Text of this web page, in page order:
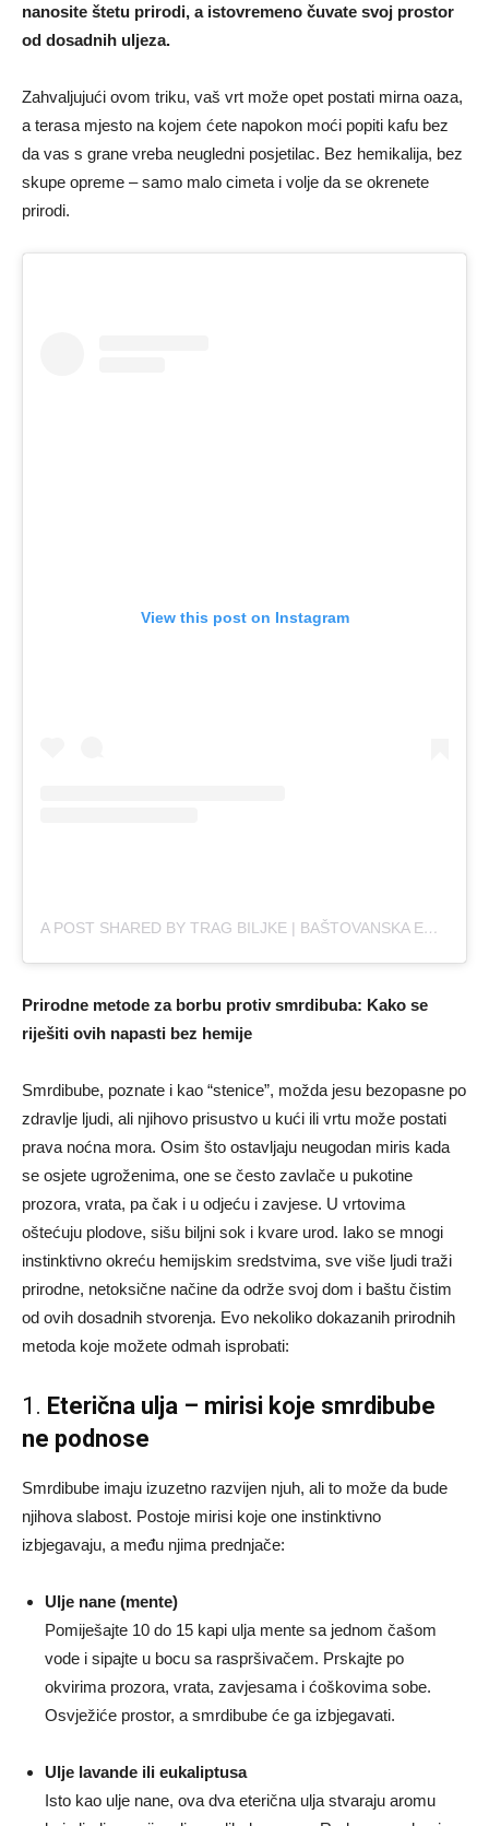
nanosite štetu prirodi, a istovremeno čuvate svoj prostor
od dosadnih uljeza.
Zahvaljujući ovom triku, vaš vrt može opet postati mirna oaza,
a terasa mjesto na kojem ćete napokon moći popiti kafu bez
da vas s grane vreba neugledni posjetilac. Bez hemikalija, bez
skupe opreme – samo malo cimeta i volje da se okrenete
prirodi.
View this post on Instagram
A POST SHARED BY TRAG BILJKE | BAŠTOVANSKA EDUKATIVNA PLATFORMA (@TRAGBILJKE)
Prirodne metode za borbu protiv smrdibuba: Kako se
riješiti ovih napasti bez hemije
Smrdibube, poznate i kao “stenice”, možda jesu bezopasne po
zdravlje ljudi, ali njihovo prisustvo u kući ili vrtu može postati
prava noćna mora. Osim što ostavljaju neugodan miris kada
se osjete ugroženima, one se često zavlače u pukotine
prozora, vrata, pa čak i u odjeću i zavjese. U vrtovima
oštećuju plodove, sišu biljni sok i kvare urod. Iako se mnogi
instinktivno okreću hemijskim sredstvima, sve više ljudi traži
prirodne, netoksične načine da održe svoj dom i baštu čistim
od ovih dosadnih stvorenja. Evo nekoliko dokazanih prirodnih
metoda koje možete odmah isprobati:
1. Eterična ulja – mirisi koje smrdibube
ne podnose
Smrdibube imaju izuzetno razvijen njuh, ali to može da bude
njihova slabost. Postoje mirisi koje one instinktivno
izbjegavaju, a među njima prednjače:
Ulje nane (mente)
Pomiješajte 10 do 15 kapi ulja mente sa jednom čašom
vode i sipajte u bocu sa raspršivačem. Prskajte po
okvirima prozora, vrata, zavjesama i ćoškovima sobe.
Osvježiće prostor, a smrdibube će ga izbjegavati.
Ulje lavande ili eukaliptusa
Isto kao ulje nane, ova dva eterična ulja stvaraju aromu